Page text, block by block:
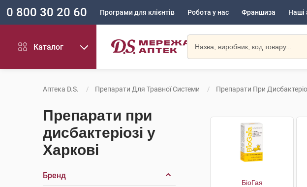
0 800 30 20 60 Програми для клієнтів Робота у нас Франшиза Наші
Каталог
Аптека D.S. Препарати Для Травної Системи Препарати При
Препарати при
дисбактеріозі у
Харкові
Бренд
БіоГая